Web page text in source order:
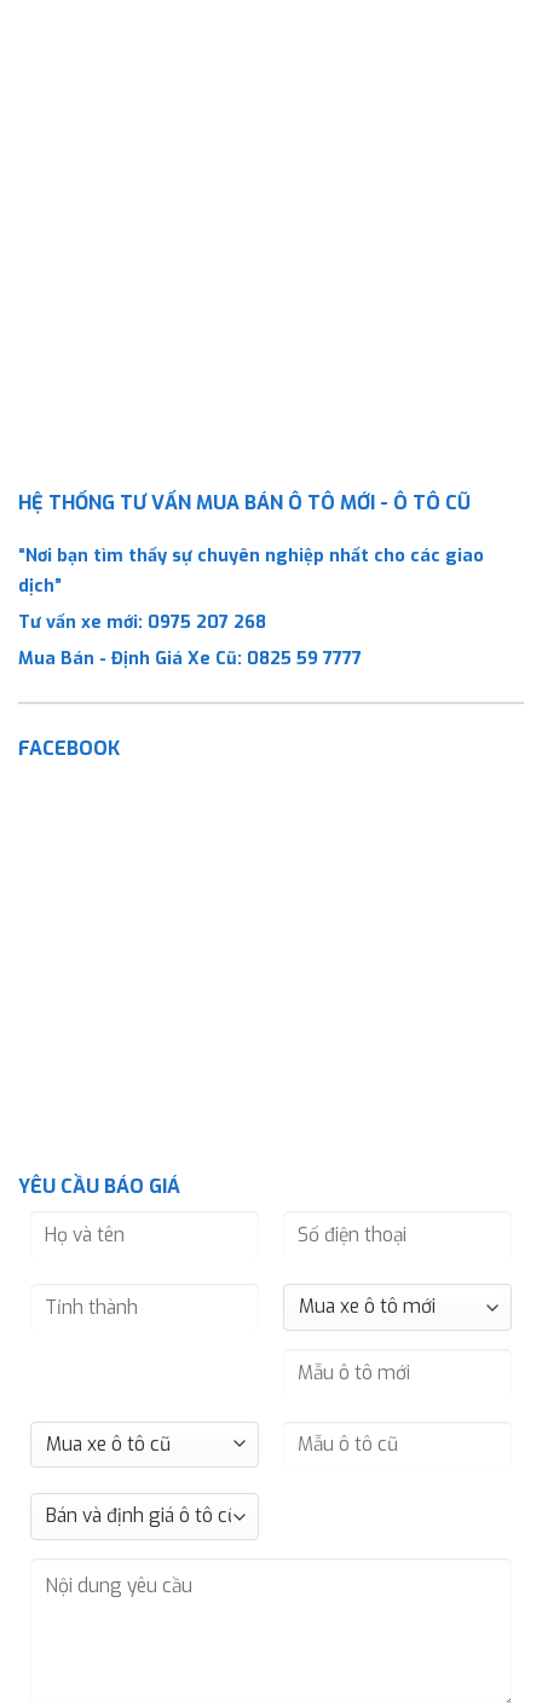
HỆ THỐNG TƯ VẤN MUA BÁN Ô TÔ MỚI - Ô TÔ CŨ
“Nơi bạn tìm thấy sự chuyên nghiệp nhất cho các giao
dịch”
Tư vấn xe mới: 0975 207 268
Mua Bán - Định Giá Xe Cũ: 0825 59 7777
FACEBOOK
YÊU CẦU BÁO GIÁ